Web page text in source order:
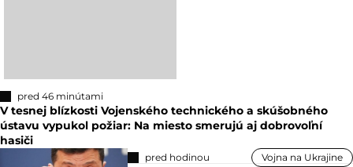
pred 46 minútami
V tesnej blízkosti Vojenského technického a skúšobného
ústavu vypukol požiar: Na miesto smerujú aj dobrovoľní
hasiči
pred hodinou Vojna na Ukrajine